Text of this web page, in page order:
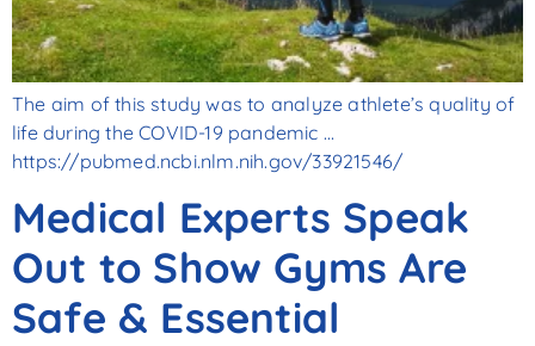
The aim of this study was to analyze athlete’s quality of
life during the COVID-19 pandemic …
https://pubmed.ncbi.nlm.nih.gov/33921546/
Medical Experts Speak
Out to Show Gyms Are
Safe & Essential